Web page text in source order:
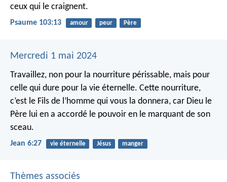
ceux qui le craignent.
Psaume 103:13 amour peur Père
Mercredi 1 mai 2024
Travaillez, non pour la nourriture périssable, mais pour
celle qui dure pour la vie éternelle. Cette nourriture,
c’est le Fils de l’homme qui vous la donnera, car Dieu le
Père lui en a accordé le pouvoir en le marquant de son
sceau.
Jean 6:27 vie éternelle Jésus manger
Thèmes associés